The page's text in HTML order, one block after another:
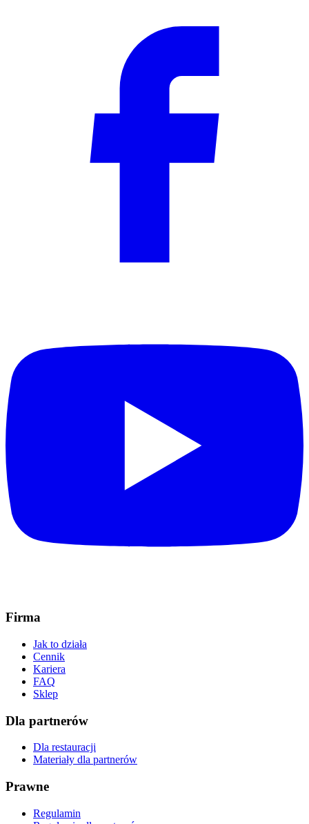
Firma
Jak to działa
Cennik
Kariera
FAQ
Sklep
Dla partnerów
Dla restauracji
Materiały dla partnerów
Prawne
Regulamin